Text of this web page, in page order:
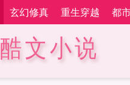
玄幻修真 重生穿越 都
文小说